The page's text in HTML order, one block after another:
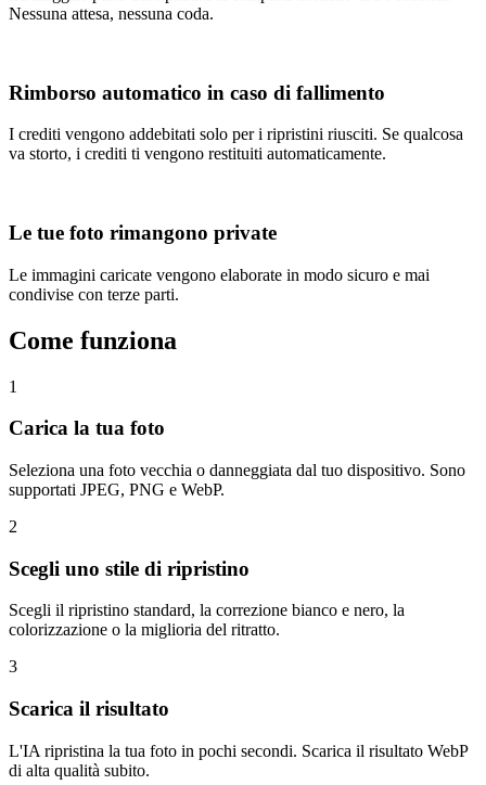
Nessuna attesa, nessuna coda.
Rimborso automatico in caso di fallimento
I crediti vengono addebitati solo per i ripristini riusciti. Se qualcosa
va storto, i crediti ti vengono restituiti automaticamente.
Le tue foto rimangono private
Le immagini caricate vengono elaborate in modo sicuro e mai
condivise con terze parti.
Come funziona
1
Carica la tua foto
Seleziona una foto vecchia o danneggiata dal tuo dispositivo. Sono
supportati JPEG, PNG e WebP.
2
Scegli uno stile di ripristino
Scegli il ripristino standard, la correzione bianco e nero, la
colorizzazione o la miglioria del ritratto.
3
Scarica il risultato
L'IA ripristina la tua foto in pochi secondi. Scarica il risultato WebP
di alta qualità subito.